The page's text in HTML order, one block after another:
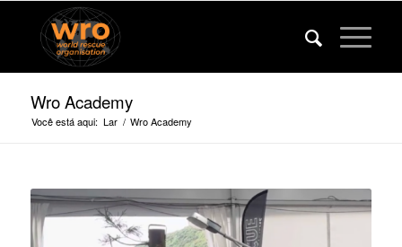
Wro Academy
Você está aqui: Lar / Wro Academy